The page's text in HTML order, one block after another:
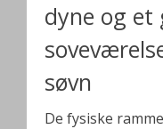
dyne og et
søvn
De fysiske